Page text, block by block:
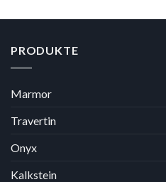
PRODUKTE
Marmor
Travertin
Onyx
Kalkstein